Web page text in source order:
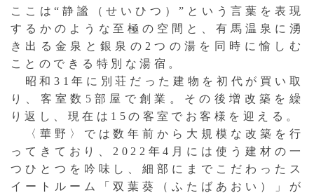
ここは“静謐（せいひつ）”という言葉を表現
するかのような至極の空間と、有馬温泉に湧
き出る金泉と銀泉の2つの湯を同時に愉しむ
ことのできる特別な湯宿。
昭和31年に別荘だった建物を初代が買い取
り、客室数5部屋で創業。その後増改築を繰
り返し、現在は15の客室でお客様を迎える。
〈華野〉では数年前から大規模な改築を行
ってきており、2022年4月には使う建材の一
つひとつを吟味し、細部にまでこだわったス
イートルーム「双葉葵（ふたばあおい）」が